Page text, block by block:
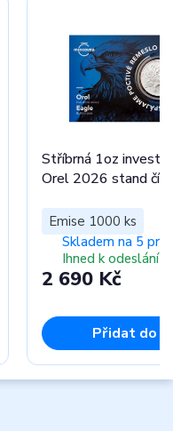
Stříbrná 1oz
Orel 2026 stand
Emise 1000 ks
Skladem na 5
Ihned k odeslání
2 690 Kč
Přidat do